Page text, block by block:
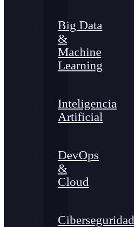
Big Data
&
Machine
Learning
Inteligencia
Artificial
DevOps
&
Cloud
Ciberseguridad